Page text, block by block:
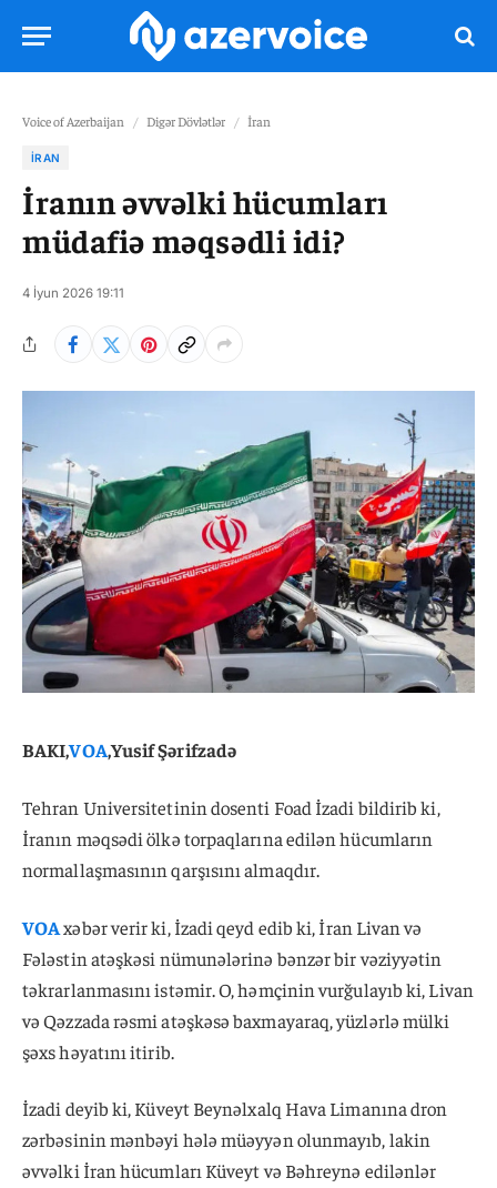
Voice of Azerbaijan / Digər Dövlətlər / İran
İRAN
İranın əvvəlki hücumları
müdafiə məqsədli idi?
4 İyun 2026 19:11
BAKI,VOA,Yusif Şərifzadə
Tehran Universitetinin dosenti Foad İzadi bildirib ki,
İranın məqsədi ölkə torpaqlarına edilən hücumların
normallaşmasının qarşısını almaqdır.
VOAxəbər verir ki, İzadi qeyd edib ki, İran Livan və
Fələstin atəşkəsi nümunələrinə bənzər bir vəziyyətin
təkrarlanmasını istəmir. O, həmçinin vurğulayıb ki, Livan
və Qəzzada rəsmi atəşkəsə baxmayaraq, yüzlərlə mülki
şəxs həyatını itirib.
İzadi deyib ki, Küveyt Beynəlxalq Hava Limanına dron
zərbəsinin mənbəyi hələ müəyyən olunmayıb, lakin
əvvəlki İran hücumları Küveyt və Bəhreynə edilənlər